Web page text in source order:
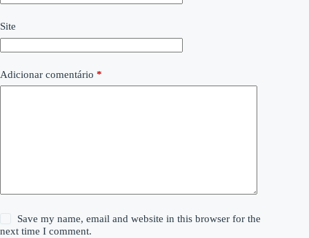
Site
Adicionar comentário *
Save my name, email and website in this browser for the
next time I comment.